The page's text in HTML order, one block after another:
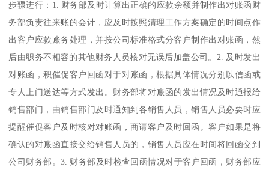
步骤进行：1. 财务部及时计算出正确的应款余额并制作出对账函财
务部负责往来账的会计，应及时按照清理工作方案确定的时间点作
出客户应款账务处理，并按公司标准格式分客户制作出对账函，然
后由职务不相容的其他财务人员核对无误后加盖公司。2. 及时发出
对账函，积催促客户回函对于对账函，根据具体情况分别以信函或
专人上门送达等方式发出。财务部将对账函的发出情况及时通报给
销售部门，由销售部门及时通知到各销售人员，销售人员必要时应
提醒催促客户及时核对对账函，商请客户及时回函。客户如果是将
确认的对账函直接交给销售人员的，销售人员应在时间将回函交到
公司财务部。3. 财务部及时检查回函情况对于客户回函，财务部应